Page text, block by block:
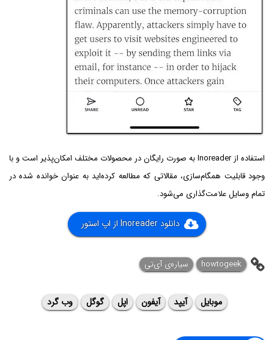
استفاده از Inoreader به صورت رایگان در محصولات مختلف امکان‌پذیر است و با
وجود قابلیت همگام‌سازی، مقالاتی که مطالعه کرده‌اید به عنوان خوانده شده در
تمام وسایل علامت‌گذاری می‌شود.
دانلود Inoreader از اپ استور
howtogeek سیاره‌ی ‌آی‌تی
موبایل آیپد آیفون اپل گوگل وب گرد